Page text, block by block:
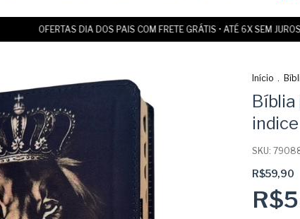
OFERTAS DIA DOS PAIS COM FRETE GRÁTIS • ATÉ 6X SEM JUROS NO
Início .
Bíblia
indice
SKU:
R$59,90